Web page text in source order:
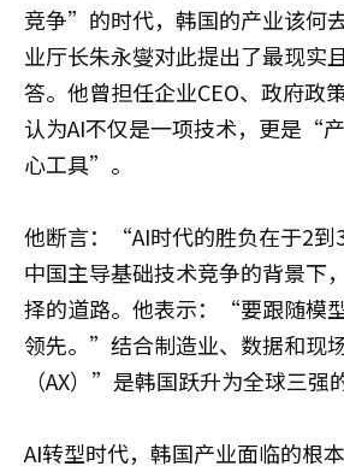
竞争”的时代，韩国的产业该何
业厅长朱永燮对此提出了最现实
答。他曾担任企业CEO、政府政
认为AI不仅是一项技术，更是“
心工具”。
他断言：“AI时代的胜负在于2
中国主导基础技术竞争的背景下
择的道路。他表示：“要跟随模
领先。”结合制造业、数据和现
（AX）”是韩国跃升为全球三强
AI转型时代，韩国产业面临的根